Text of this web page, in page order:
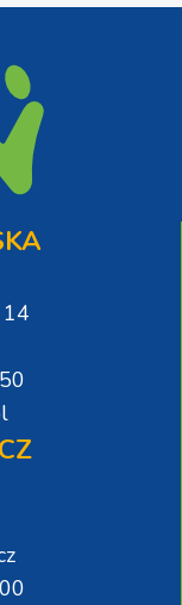
14